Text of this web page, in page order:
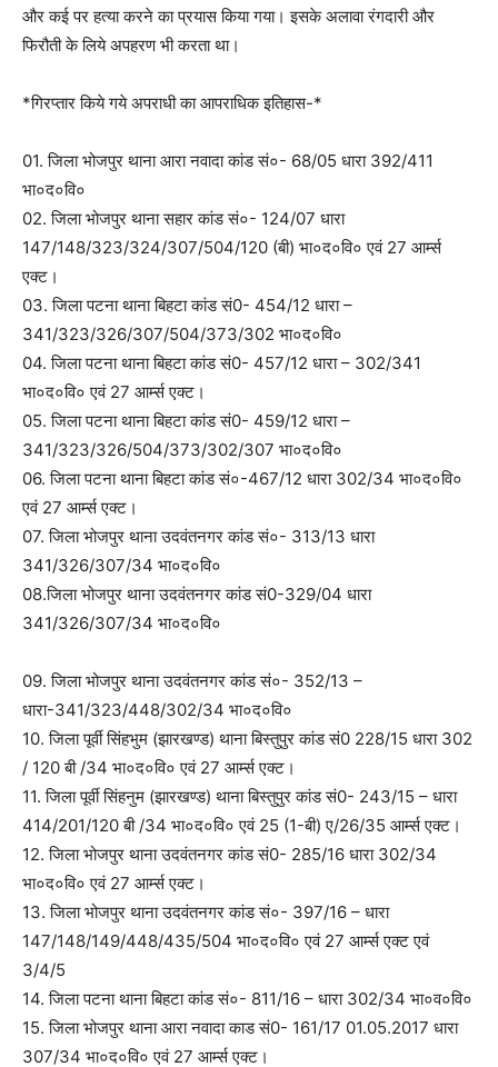
और कई पर हत्या करने का प्रयास किया गया। इसके अलावा रंगदारी और
फिरौती के लिये अपहरण भी करता था।
*गिरप्तार किये गये अपराधी का आपराधिक इतिहास-*
01. जिला भोजपुर थाना आरा नवादा कांड सं०- 68/05 धारा 392/411
भा०द०वि०
02. जिला भोजपुर थाना सहार कांड सं०- 124/07 धारा
147/148/323/324/307/504/120 (बी) भा०द०वि० एवं 27 आर्म्स
एक्ट।
03. जिला पटना थाना बिहटा कांड सं0- 454/12 धारा –
341/323/326/307/504/373/302 भा०द०वि०
04. जिला पटना थाना बिहटा कांड सं0- 457/12 धारा – 302/341
भा०द०वि० एवं 27 आर्म्स एक्ट।
05. जिला पटना थाना बिहटा कांड सं0- 459/12 धारा –
341/323/326/504/373/302/307 भा०द०वि०
06. जिला पटना थाना बिहटा कांड सं०-467/12 धारा 302/34 भा०द०वि०
एवं 27 आर्म्स एक्ट।
07. जिला भोजपुर थाना उदवंतनगर कांड सं०- 313/13 धारा
341/326/307/34 भा०द०वि०
08.जिला भोजपुर थाना उदवंतनगर कांड सं0-329/04 धारा
341/326/307/34 भा०द०वि०
09. जिला भोजपुर थाना उदवंतनगर कांड सं०- 352/13 –
धारा-341/323/448/302/34 भा०द०वि०
10. जिला पूर्वी सिंहभुम (झारखण्ड) थाना बिस्तुपुर कांड सं0 228/15 धारा 302
/ 120 बी /34 भा०द०वि० एवं 27 आर्म्स एक्ट।
11. जिला पूर्वी सिंहनुम (झारखण्ड) थाना बिस्तुपुर कांड सं0- 243/15 – धारा
414/201/120 बी /34 भा०द०वि० एवं 25 (1-बी) ए/26/35 आर्म्स एक्ट।
12. जिला भोजपुर थाना उदवंतनगर कांड सं0- 285/16 धारा 302/34
भा०द०वि० एवं 27 आर्म्स एक्ट।
13. जिला भोजपुर थाना उदवंतनगर कांड सं०- 397/16 – धारा
147/148/149/448/435/504 भा०द०वि० एवं 27 आर्म्स एक्ट एवं
3/4/5
14. जिला पटना थाना बिहटा कांड सं०- 811/16 – धारा 302/34 भा०व०वि०
15. जिला भोजपुर थाना आरा नवादा काड सं0- 161/17 01.05.2017 धारा
307/34 भा०द०वि० एवं 27 आर्म्स एक्ट।